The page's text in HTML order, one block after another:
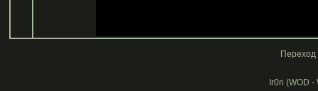
Переход
Ir0n (WOD